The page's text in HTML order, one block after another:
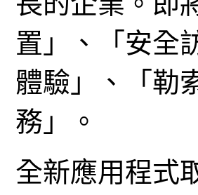
置」、「安全
體驗」、「勒
務」。
全新應用程式